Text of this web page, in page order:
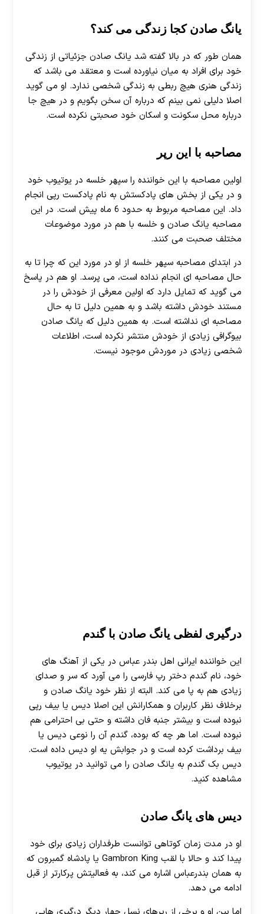
یانگ صادن کجا زندگی می کند؟
همان طور که در بالا گفته شد یانگ صادن جزئیاتی از زندگی
خود برای افراد به میان نیاورده است و معتقد می باشد که
زندگی هنری هیچ ربطی به زندگی شخصی ندارد. او می گوید
اصلا دلیلی نمی بینم که درباره آن سخن بگویم و در هیچ جا
درباره محل سکونت و اسکان خود صحبتی نکرده است.
مصاحبه با این رپر
اولین مصاحبه با این خواننده را سپهر خلسه در یوتیوب خود
و در یکی از بخش های پادکستش به نام پادکست رپی انجام
داد. این مصاحبه مربوط به حدود 6 ماه پیش است. در این
مصاحبه یانگ صادن و خلسه با هم در مورد موضوعات
مختلف صحبت می کنند.
در ابتدای مصاحبه سپهر خلسه از او در مورد این که چرا تا به
حال مصاحبه ای انجام نداده است، می پرسد. او هم در پاسخ
می گوید که تمایل دارد که اولین معرفی از خودش را در
مستند خودش داشته باشد و به همین دلیل تا به حال
مصاحبه ای نداشته است. به همین دلیل که یانگ صادن
بیوگرافی زیادی از خودش منتشر نکرده است، اطلاعات
شخصی زیادی در موردش موجود نیست.
درگیری لفظی یانگ صادن با گندم
این خواننده ایرانی اهل بندر عباس در یکی از آهنگ های
خود، نام گندم دختر رپ فارسی را می آورد که سر و صدای
زیادی هم به پا می کند. البته از نظر خود یانگ صادن و
برخلاف نظر کاربران و همکارانش این اصلا دیس یا بیف رپی
نبوده است و بیشتر جنبه فان داشته و حتی بی احترامی هم
نبوده است. اما هر چه که بوده، گندم آن را نوعی دیس یا
بیف برداشت کرده است و در جوابش یه او دیس داده است.
دیس بک گندم به یانگ صادن را می توانید در یوتیوب
مشاهده کنید.
دیس های یانگ صادن
او در مدت زمان کوتاهی توانست طرفداران زیادی برای خود
پیدا کند و حالا با لقب Gambron King یا پادشاه گمبرون که
به همان بندرعباس اشاره می کند، به فعالیتش پرکارتر از قبل
ادامه می دهد.